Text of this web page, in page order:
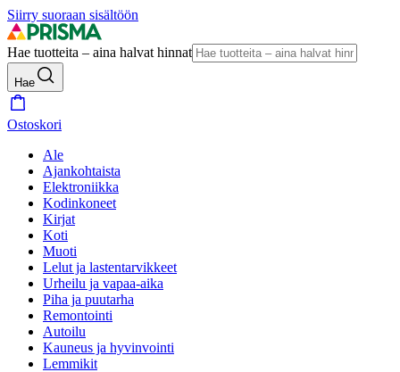
Siirry suoraan sisältöön
Hae tuotteita – aina halvat hinnat
Hae
Ostoskori
Ale
Ajankohtaista
Elektroniikka
Kodinkoneet
Kirjat
Koti
Muoti
Lelut ja lastentarvikkeet
Urheilu ja vapaa-aika
Piha ja puutarha
Remontointi
Autoilu
Kauneus ja hyvinvointi
Lemmikit